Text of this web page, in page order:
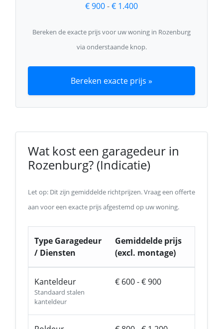
€ 900-€ 1.400
Bereken de exacte prijs voor uw woning in Rozenburg
via onderstaande knop.
Bereken exacte prijs »
Wat kost een garagedeur in
Rozenburg? (Indicatie)
Let op: Dit zijn gemiddelde richtprijzen. Vraag een offerte
aan voor een exacte prijs afgestemd op uw woning.
Type Garagedeur
/ Diensten
Gemiddelde prijs
(excl. montage)
Kanteldeur
Standaard stalen
kanteldeur
€ 600 - € 900